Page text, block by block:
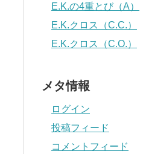
E.K.の4重とび（A）
E.K.クロス（C.C.）
E.K.クロス（C.O.）
メタ情報
ログイン
投稿フィード
コメントフィード